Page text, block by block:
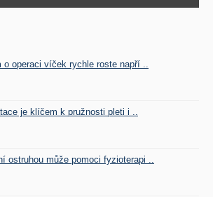
o operaci víček rychle roste napří ..
je klíčem k pružnosti pleti i ..
ostruhou může pomoci fyzioterapi ..